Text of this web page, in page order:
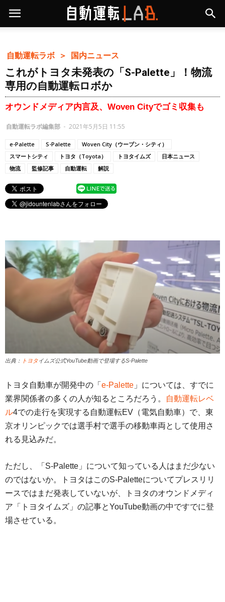
自動運転ラボ ＞ 国内ニュース
これがトヨタ未発表の「S-Palette」！物流
専用の自動運転ロボか
オウンドメディア内言及、Woven Cityでゴミ収集も
自動運転ラボ編集部 - 2021年5月5日 11:55
e-Palette S-Palette
Woven City（ウーブン・シティ）
スマートシティ
トヨタ（Toyota） トヨタイムズ
日本ニュース
物流
監修記事 自動運転 解説
出典： トヨタイムズ公式YouTube動画で登場するS-Palette
トヨタ自動車が開発中の「 e-Palette 」については、すでに
業界関係者の多くの人が知るところだろう。
自動運転レベ
ル4での走行を実現する自動運転EV（電気自動車）で、東
京オリンピックでは選手村で選手の移動車両として使用さ
れる見込みだ。
ただし、「S-Palette」について知っている人はまだ少ない
のではないか。トヨタはこのS-Paletteについてプレスリリ
ースではまだ発表していないが、トヨタのオウンドメディ
ア「トヨタイムズ」の記事とYouTube動画の中ですでに登
場させている。